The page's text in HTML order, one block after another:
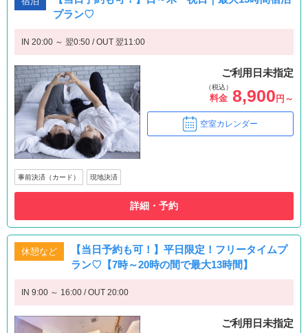
プラン♡
IN 20:00 ～ 翌0:50 / OUT 翌11:00
ご利用日未指定
（税込）
料金 8,900 円～
空室カレンダー
事前決済（カード） 現地決済
詳細・予約
休憩など
【当日予約も可！】平日限定！フリータイムプ
ラン♡【7時～20時の間で最大13時間】
IN 9:00 ～ 16:00 / OUT 20:00
ご利用日未指定